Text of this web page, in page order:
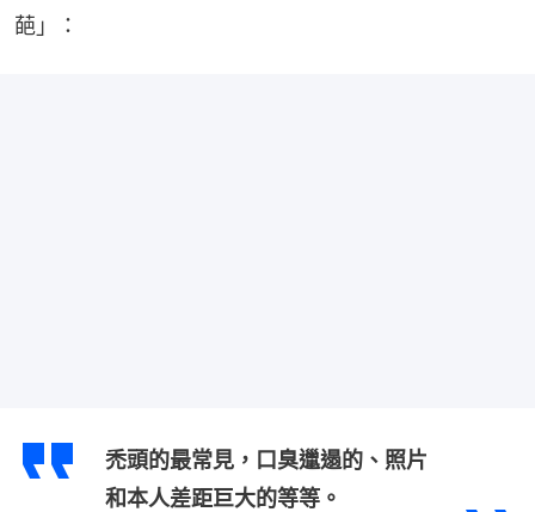
葩」：
禿頭的最常見，口臭邋遢的、照片
和本人差距巨大的等等。